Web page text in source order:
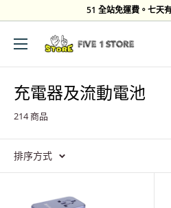
到
51 全站免運費。七天
Five
1
充電器及流動電池
214 商品
排序方式